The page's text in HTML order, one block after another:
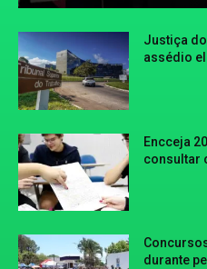
Justiça
assédio
Encceja
consultar
durante